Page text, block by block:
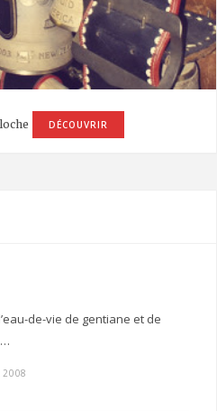
DÉCOUVRIR
de-vie de gentiane et de
2008